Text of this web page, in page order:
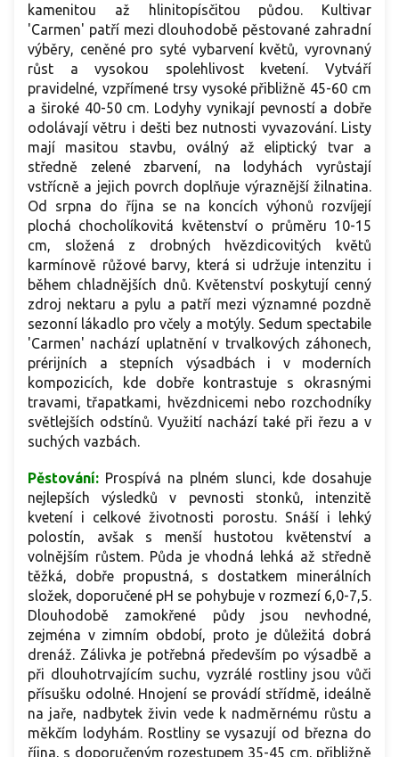
kamenitou až hlinitopísčitou půdou. Kultivar
'Carmen' patří mezi dlouhodobě pěstované zahradní
výběry, ceněné pro syté vybarvení květů, vyrovnaný
růst a vysokou spolehlivost kvetení. Vytváří
pravidelné, vzpřímené trsy vysoké přibližně 45-60 cm
a široké 40-50 cm. Lodyhy vynikají pevností a dobře
odolávají větru i dešti bez nutnosti vyvazování. Listy
mají masitou stavbu, oválný až eliptický tvar a
středně zelené zbarvení, na lodyhách vyrůstají
vstřícně a jejich povrch doplňuje výraznější žilnatina.
Od srpna do října se na koncích výhonů rozvíjejí
plochá chocholíkovitá květenství o průměru 10-15
cm, složená z drobných hvězdicovitých květů
karmínově růžové barvy, která si udržuje intenzitu i
během chladnějších dnů. Květenství poskytují cenný
zdroj nektaru a pylu a patří mezi významné pozdně
sezonní lákadlo pro včely a motýly. Sedum spectabile
'Carmen' nachází uplatnění v trvalkových záhonech,
prérijních a stepních výsadbách i v moderních
kompozicích, kde dobře kontrastuje s okrasnými
travami, třapatkami, hvězdnicemi nebo rozchodníky
světlejších odstínů. Využití nachází také při řezu a v
suchých vazbách.
Pěstování: Prospívá na plném slunci, kde dosahuje
nejlepších výsledků v pevnosti stonků, intenzitě
kvetení i celkové životnosti porostu. Snáší i lehký
polostín, avšak s menší hustotou květenství a
volnějším růstem. Půda je vhodná lehká až středně
těžká, dobře propustná, s dostatkem minerálních
složek, doporučené pH se pohybuje v rozmezí 6,0-7,5.
Dlouhodobě zamokřené půdy jsou nevhodné,
zejména v zimním období, proto je důležitá dobrá
drenáž. Zálivka je potřebná především po výsadbě a
při dlouhotrvajícím suchu, vyzrálé rostliny jsou vůči
přísušku odolné. Hnojení se provádí střídmě, ideálně
na jaře, nadbytek živin vede k nadměrnému růstu a
měkčím lodyhám. Rostliny se vysazují od března do
října, s doporučeným rozestupem 35-45 cm, přibližně